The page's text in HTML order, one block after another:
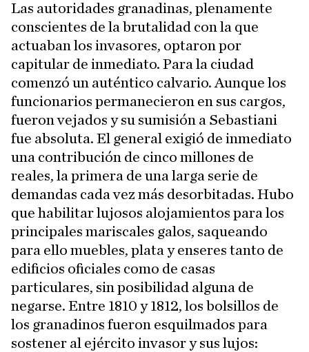
Las autoridades granadinas, plenamente
conscientes de la brutalidad con la que
actuaban los invasores, optaron por
capitular de inmediato. Para la ciudad
comenzó un auténtico calvario. Aunque los
funcionarios permanecieron en sus cargos,
fueron vejados y su sumisión a Sebastiani
fue absoluta. El general exigió de inmediato
una contribución de cinco millones de
reales, la primera de una larga serie de
demandas cada vez más desorbitadas. Hubo
que habilitar lujosos alojamientos para los
principales mariscales galos, saqueando
para ello muebles, plata y enseres tanto de
edificios oficiales como de casas
particulares, sin posibilidad alguna de
negarse. Entre 1810 y 1812, los bolsillos de
los granadinos fueron esquilmados para
sostener al ejército invasor y sus lujos: